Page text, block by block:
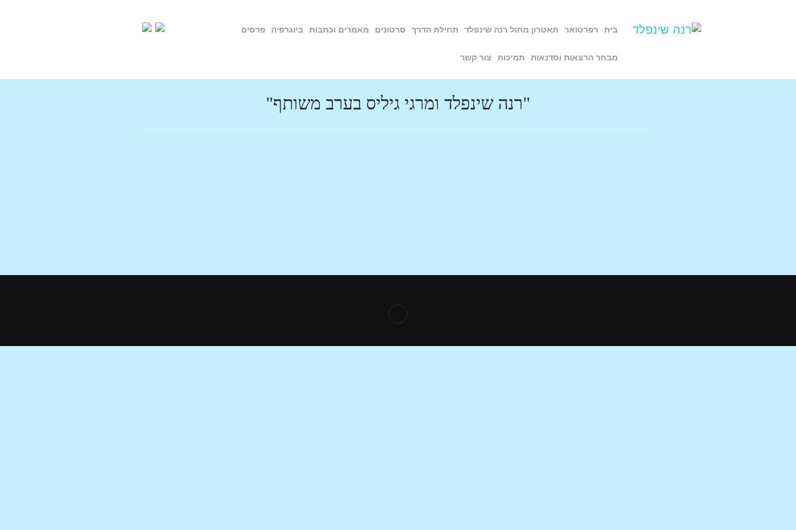
בית רפרטואר תאטרון מחול רנה שינפלד תחילת הדרך סרטונים מאמרים וכתבות ביוגרפיה פרסים
מבחר הרצאות וסדנאות תמיכות צור קשר
"רנה שינפלד ומרגי גיליס בערב משותף"